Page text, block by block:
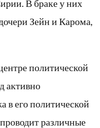
В браке у них
Зейн и Карома,
политической
активно
в его политической
различные